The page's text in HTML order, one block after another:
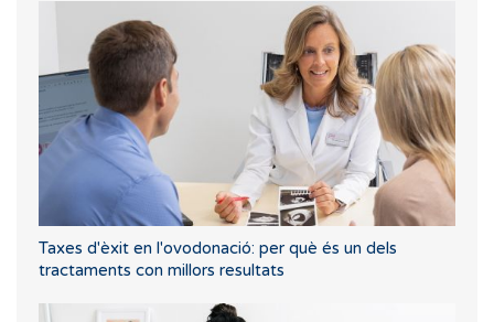
Taxes d'èxit en l'ovodonació: per què és un dels
tractaments con millors resultats